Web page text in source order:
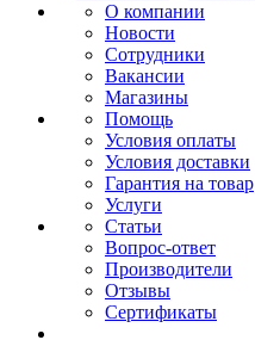
О компании
Новости
Сотрудники
Вакансии
Магазины
Помощь
Условия оплаты
Условия доставки
Гарантия на товар
Услуги
Статьи
Вопрос-ответ
Производители
Отзывы
Сертификаты